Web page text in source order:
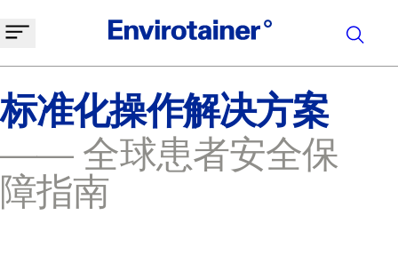
标准化操作解决方案
—— 全球患者安全保
障指南